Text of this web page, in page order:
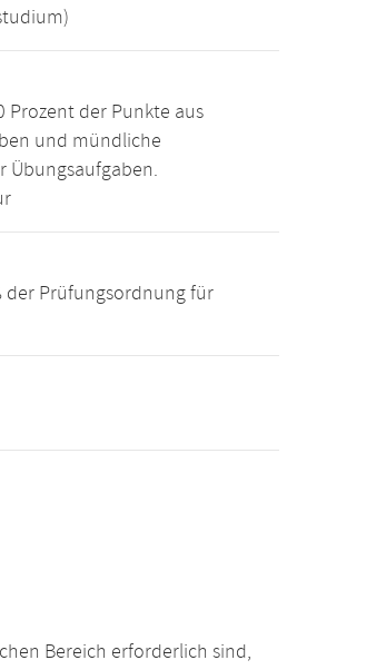
der Punkte aus
und mündliche
Übungsaufgaben.
der Prüfungsordnung für
Bereich erforderlich sind,